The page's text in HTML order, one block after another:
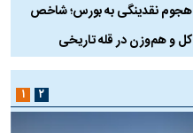
هجوم نقدینگی به بورس؛ شاخص
کل و هم‌وزن در قله تاریخی
۱ ۲